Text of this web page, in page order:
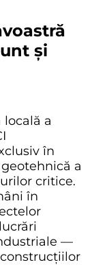
și
locală a
în
a
critice.
în
—